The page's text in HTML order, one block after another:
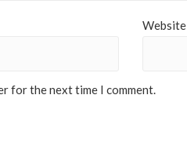
Website
for the next time I comment.